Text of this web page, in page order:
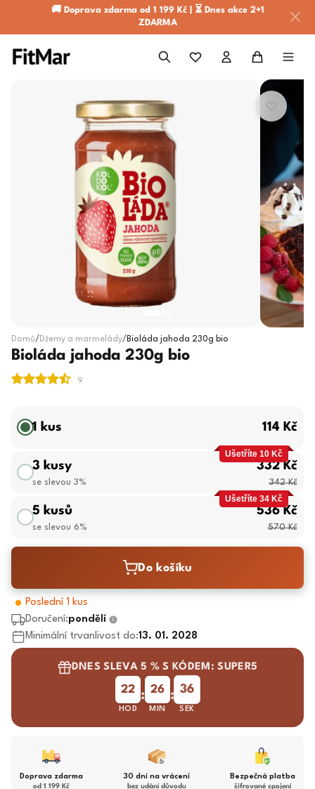
🚚 Doprava zdarma od 1 199 Kč | ⏳ Dnes akce 2+1
ZDARMA
Domů/ Džemy a marmelády/ Bioláda jahoda 230g bio
Bioláda jahoda 230g bio
1 kus 114 Kč
Ušetříte 10 Kč
3 kusy
se slevou 3%
332 Kč
342 Kč
Ušetříte 34 Kč
5 kusů
se slevou 6%
536 Kč
570 Kč
Do košíku
Poslední 1 kus
Doručení:pondělí
Minimální trvanlivost do:13. 01. 2028
DNES SLEVA 5 % S KÓDEM: SUPER5
22
HOD
: 26
MIN
: 35
SEK
Doprava zdarma
od 1 199 Kč
30 dní na vrácení
bez udání důvodu
Bezpečná platba
šifrované spojení